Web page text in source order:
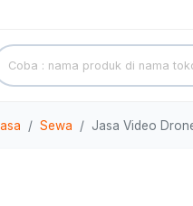
Sewa Jasa Video